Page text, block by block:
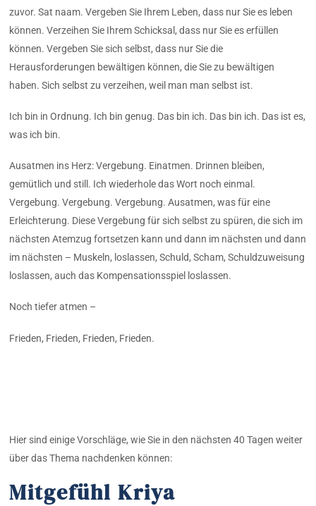
zuvor. Sat naam. Vergeben Sie Ihrem Leben, dass nur Sie es leben
können. Verzeihen Sie Ihrem Schicksal, dass nur Sie es erfüllen
können. Vergeben Sie sich selbst, dass nur Sie die
Herausforderungen bewältigen können, die Sie zu bewältigen
haben. Sich selbst zu verzeihen, weil man man selbst ist.
Ich bin in Ordnung. Ich bin genug. Das bin ich. Das bin ich. Das ist es,
was ich bin.
Ausatmen ins Herz: Vergebung. Einatmen. Drinnen bleiben,
gemütlich und still. Ich wiederhole das Wort noch einmal.
Vergebung. Vergebung. Vergebung. Ausatmen, was für eine
Erleichterung. Diese Vergebung für sich selbst zu spüren, die sich im
nächsten Atemzug fortsetzen kann und dann im nächsten und dann
im nächsten – Muskeln, loslassen, Schuld, Scham, Schuldzuweisung
loslassen, auch das Kompensationsspiel loslassen.
Noch tiefer atmen –
Frieden, Frieden, Frieden, Frieden.
Hier sind einige Vorschläge, wie Sie in den nächsten 40 Tagen weiter
über das Thema nachdenken können:
Mitgefühl Kriya